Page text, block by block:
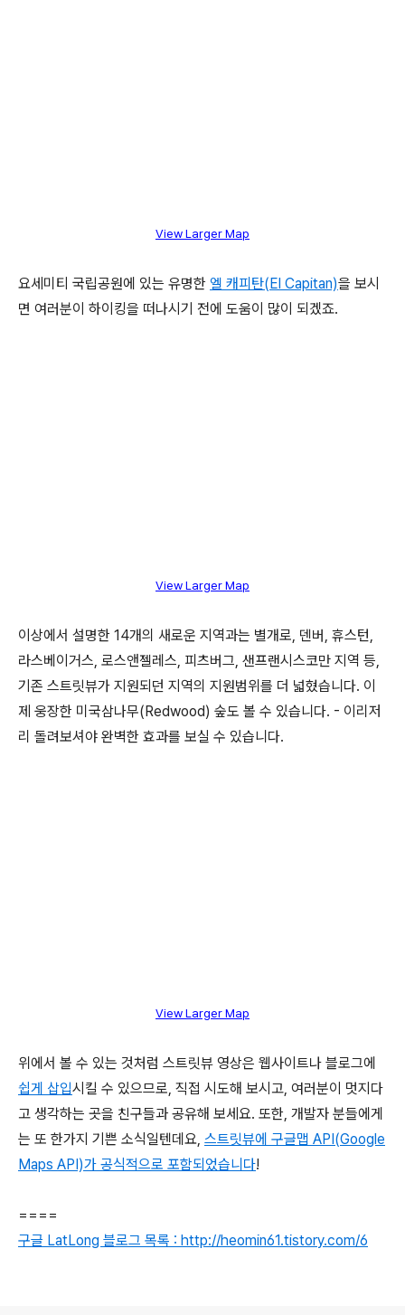
View Larger Map
요세미티 국립공원에 있는 유명한 엘 캐피탄(El Capitan)을 보시
면 여러분이 하이킹을 떠나시기 전에 도움이 많이 되겠죠.
View Larger Map
이상에서 설명한 14개의 새로운 지역과는 별개로, 덴버, 휴스턴,
라스베이거스, 로스앤젤레스, 피츠버그, 샌프랜시스코만 지역 등,
기존 스트릿뷰가 지원되던 지역의 지원범위를 더 넓혔습니다. 이
제 웅장한 미국삼나무(Redwood) 숲도 볼 수 있습니다. - 이리저
리 돌려보셔야 완벽한 효과를 보실 수 있습니다.
View Larger Map
위에서 볼 수 있는 것처럼 스트릿뷰 영상은 웹사이트나 블로그에
쉽게 삽입시킬 수 있으므로, 직접 시도해 보시고, 여러분이 멋지다
고 생각하는 곳을 친구들과 공유해 보세요. 또한, 개발자 분들에게
는 또 한가지 기쁜 소식일텐데요, 스트릿뷰에 구글맵 API(Google
Maps API)가 공식적으로 포함되었습니다!
====
구글 LatLong 블로그 목록 : http://heomin61.tistory.com/6